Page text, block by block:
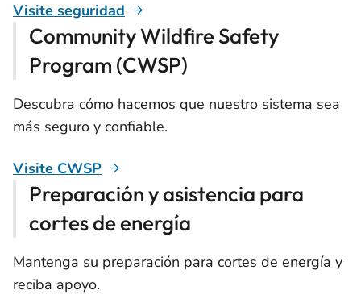
Visite seguridad
Community Wildfire Safety
Program (CWSP)
Descubra cómo hacemos que nuestro sistema sea
más seguro y confiable.
Visite CWSP
Preparación y asistencia para
cortes de energía
Mantenga su preparación para cortes de energía y
reciba apoyo.